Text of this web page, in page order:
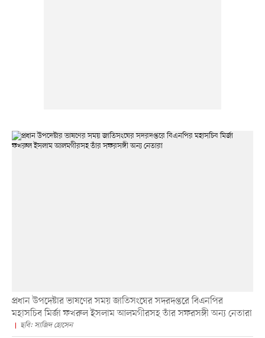
প্রধান উপদেষ্টার ভাষণের সময় জাতিসংঘের সদরদপ্তরে বিএনপির
মহাসচিব মির্জা ফখরুল ইসলাম আলমগীরসহ তাঁর সফরসঙ্গী অন্য নেতারা
ছবি: সাজিদ হোসেন